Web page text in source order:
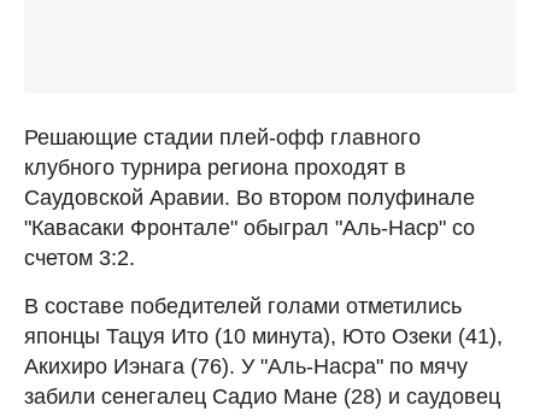
Решающие стадии плей-офф главного
клубного турнира региона проходят в
Саудовской Аравии. Во втором полуфинале
"Кавасаки Фронтале" обыграл "Аль-Наср" со
счетом 3:2.
В составе победителей голами отметились
японцы Тацуя Ито (10 минута), Юто Озеки (41),
Акихиро Иэнага (76). У "Аль-Насра" по мячу
забили сенегалец Садио Мане (28) и саудовец